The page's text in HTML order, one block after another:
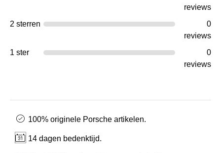
reviews
2 sterren
0
reviews
1 ster
0
reviews
100% originele Porsche artikelen.
14 dagen bedenktijd.